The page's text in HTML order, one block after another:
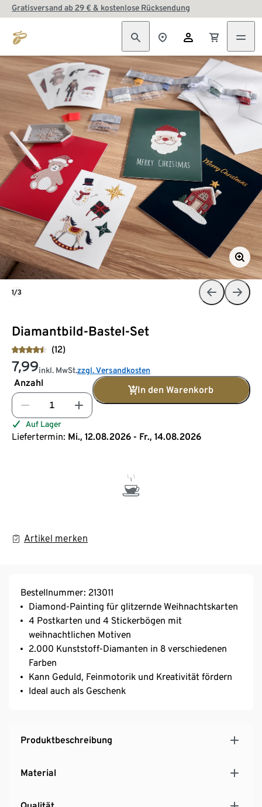
Gratisversand ab 29 € & kostenlose Rücksendung
Diamantbild-Bastel-Set
(12)
7,99inkl. MwSt.zzgl. Versandkosten
Anzahl
In den Warenkorb
Auf Lager
Liefertermin: Mi., 12.08.2026 - Fr., 14.08.2026
Artikel merken
1/3
Bestellnummer: 213011
Diamond-Painting für glitzernde Weihnachtskarten
4 Postkarten und 4 Stickerbögen mit
weihnachtlichen Motiven
2.000 Kunststoff-Diamanten in 8 verschiedenen
Farben
Kann Geduld, Feinmotorik und Kreativität fördern
Ideal auch als Geschenk
Produktbeschreibung
Material